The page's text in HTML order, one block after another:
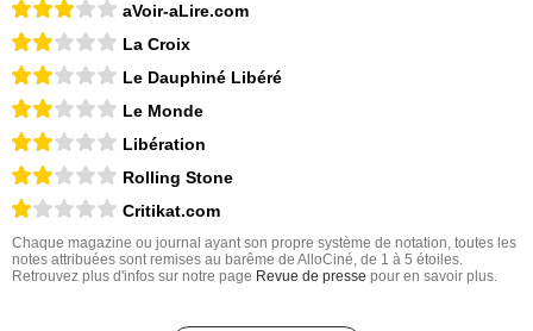
aVoir-aLire.com
La Croix
Le Dauphiné Libéré
Le Monde
Libération
Rolling Stone
Critikat.com
Chaque magazine ou journal ayant son propre système de notation, toutes les
notes attribuées sont remises au barême de AlloCiné, de 1 à 5 étoiles.
Retrouvez plus d'infos sur notre page Revue de presse pour en savoir plus.